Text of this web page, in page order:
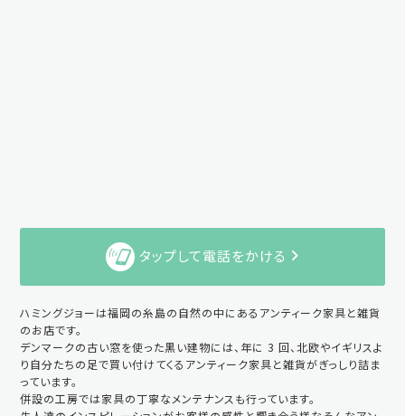
タップして電話をかける
ハミングジョーは福岡の糸島の自然の中にあるアンティーク家具と雑貨
のお店です。
デンマークの古い窓を使った黒い建物には、年に 3 回、北欧やイギリスよ
り自分たちの足で買い付けてくるアンティーク家具と雑貨がぎっしり詰ま
っています。
併設の工房では家具の丁寧なメンテナンスも行っています。